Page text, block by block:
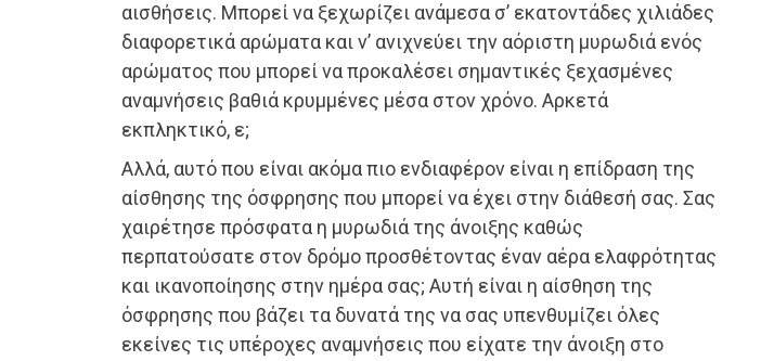
αισθήσεις. Μπορεί να ξεχωρίζει ανάμεσα σ’ εκατοντάδες χιλιάδες
διαφορετικά αρώματα και ν’ ανιχνεύει την αόριστη μυρωδιά ενός
αρώματος που μπορεί να προκαλέσει σημαντικές ξεχασμένες
αναμνήσεις βαθιά κρυμμένες μέσα στον χρόνο. Αρκετά
εκπληκτικό, ε;
Αλλά, αυτό που είναι ακόμα πιο ενδιαφέρον είναι η επίδραση της
αίσθησης της όσφρησης που μπορεί να έχει στην διάθεσή σας. Σας
χαιρέτησε πρόσφατα η μυρωδιά της άνοιξης καθώς
περπατούσατε στον δρόμο προσθέτοντας έναν αέρα ελαφρότητας
και ικανοποίησης στην ημέρα σας; Αυτή είναι η αίσθηση της
όσφρησης που βάζει τα δυνατά της να σας υπενθυμίζει όλες
εκείνες τις υπέροχες αναμνήσεις που είχατε την άνοιξη στο